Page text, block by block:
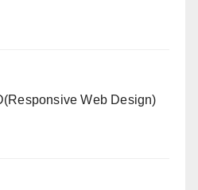
Web Design)